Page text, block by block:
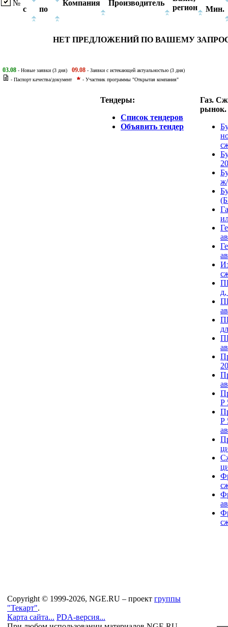
№ Компания Производитель
регион
с по Мин.
НЕТ ПРЕДЛОЖЕНИЙ ПО ВАШЕМУ
03.08 - Новые заявки (3 дня) 09.08 - Заявки с истекающей актуальностью (3 дня)
- Паспорт качества/документ
- Участник программы "Открытая компания"
Тендеры:
Список тендеров
Объявить тендер
Газ.
ж/
Р
Р
Copyright © 1999-2026, NGE.RU – проект группы
"Текарт".
Карта сайта... PDA-версия...